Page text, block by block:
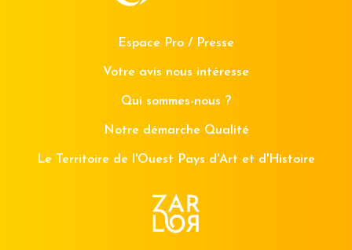
Espace Pro / Presse
Votre avis nous intéresse
Qui sommes-nous ?
Notre démarche Qualité
Le Territoire de l'Ouest Pays d'Art et d'Histoire